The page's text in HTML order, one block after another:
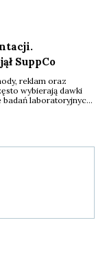
SuppCo
reklam oraz
wybierają dawki
laboratoryjnych